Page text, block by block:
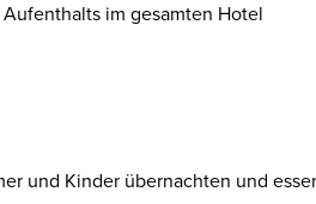
im gesamten Hotel
und Kinder übernachten und